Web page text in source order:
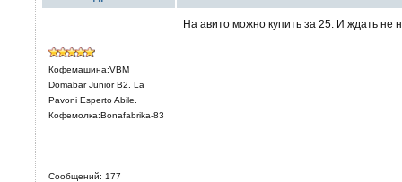
Кофемашина:VBM
Domabar Junior B2. La
Pavoni Esperto Abile.
Кофемолка:Bonafabrika-83
Сообщений: 177
На авито можно купить за 25. И ждать не